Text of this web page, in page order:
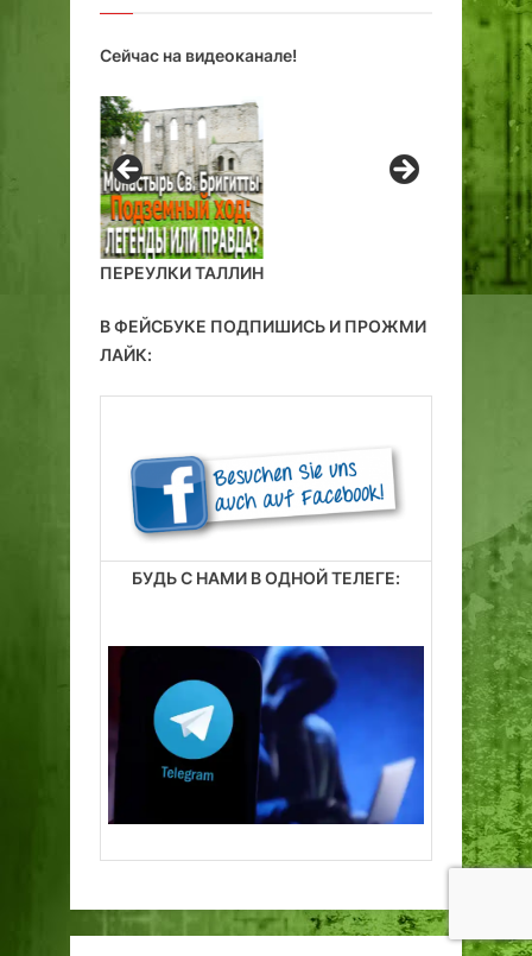
Сейчас на видеоканале!
ПЕРЕУЛКИ ТАЛЛИН
В ФЕЙСБУКЕ ПОДПИШИСЬ И ПРОЖМИ
ЛАЙК:
БУДЬ С НАМИ В ОДНОЙ ТЕЛЕГЕ: